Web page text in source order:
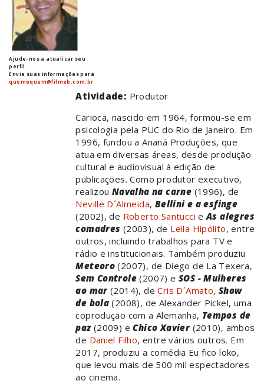
Ajude-nos a atualizar seu
perfil.
Envie suas informações para
quemequem@filmeb.com.br
Atividade: Produtor
Carioca, nascido em 1964, formou-se em
psicologia pela PUC do Rio de Janeiro. Em
1996, fundou a Ananã Produções, que
atua em diversas áreas, desde produção
cultural e audiovisual à edição de
publicações. Como produtor executivo,
realizou Navalha na carne (1996), de
Neville D´Almeida, Bellini e a esfinge
(2002), de Roberto Santucci eAs alegres
comadres (2003), de Leila Hipólito, entre
outros, incluindo trabalhos para TV e
rádio e institucionais. Também produziu
Meteoro (2007), de Diego de La Texera,
Sem Controle (2007) e SOS - Mulheres
ao mar (2014), deCris D´Amato, Show
de bola (2008), de Alexander Pickel, uma
coprodução com a Alemanha, Tempos de
paz(2009) eChico Xavier (2010), ambos
de Daniel Filho, entre vários outros. Em
2017, produziu a comédia Eu fico loko,
que levou mais de 500 mil espectadores
ao cinema.